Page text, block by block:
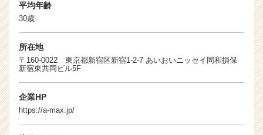
届
就
サ
平均年齢
30歳
所在地
〒160-0022 東京都新宿区新宿1-2-7 あいおいニッセイ同和損保
新宿東共同ビル5F
企業HP
https://a-max.jp/